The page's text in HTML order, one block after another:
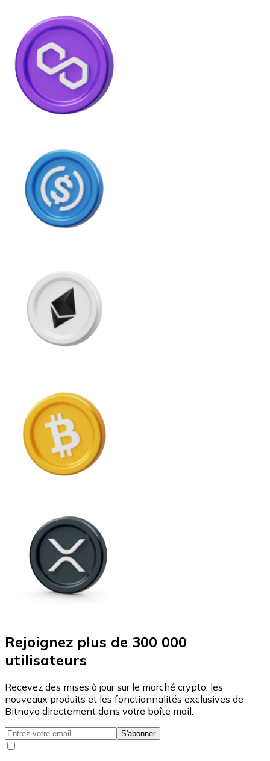
Rejoignez plus de 300 000
utilisateurs
Recevez des mises à jour sur le marché crypto, les
nouveaux produits et les fonctionnalités exclusives de
Bitnovo directement dans votre boîte mail.
S'abonner